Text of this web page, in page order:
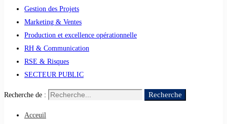
Gestion des Projets
Marketing & Ventes
Production et excellence opérationnelle
RH & Communication
RSE & Risques
SECTEUR PUBLIC
Recherche de : Recherche
Acceuil